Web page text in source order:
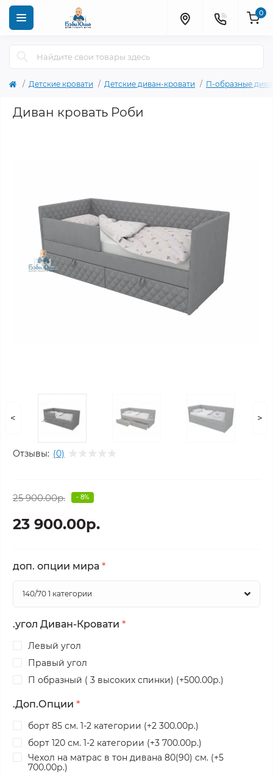
0
Детские кровати Детские диван-кровати П-образные
Диван кровать Роби
< >
Отзывы: (0)
25 900.00р. - 8%
23 900.00р.
доп. опции мира *
.угол Диван-Кровати *
Левый угол
Правый угол
П образный ( 3 высоких спинки) (+500.00р.)
.Доп.Опции *
борт 85 см. 1-2 категории (+2 300.00р.)
борт 120 см. 1-2 категории (+3 700.00р.)
Чехол на матрас в тон дивана 80(90) см. (+5
700.00р.)